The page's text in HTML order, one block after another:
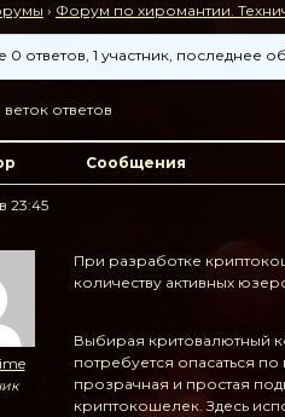
› Форум по хиромантии.
0 ответов, 1 участник, последнее
ответов
Сообщения
23:45
При разработке
количеству активных
Выбирая критовалютный
потребуется опасаться
прозрачная и простая
криптокошелек. Здесь